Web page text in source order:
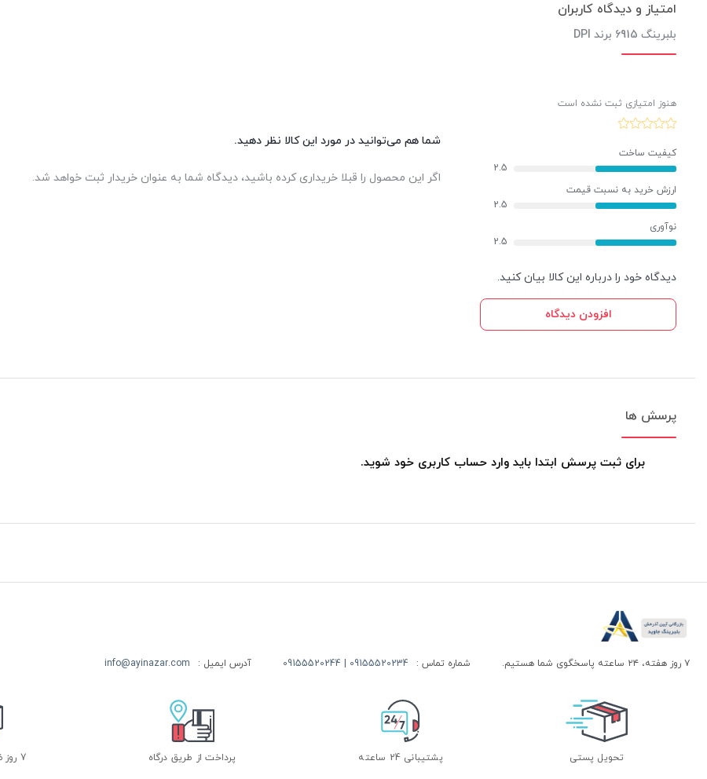
امتیاز و دیدگاه کاربران
بلبرینگ 6915 برند DPI
هنوز امتیازی ثبت نشده است
کیفیت ساخت
2.5
ارزش خرید به نسبت قیمت
2.5
نوآوری
2.5
دیدگاه خود را درباره این کالا بیان کنید.
افزودن دیدگاه
شما هم می‌توانید در مورد این کالا نظر دهید.
اگر این محصول را قبلا خریداری کرده باشید، دیدگاه شما به عنوان خریدار ثبت خواهد شد.
پرسش ها
برای ثبت پرسش ابتدا باید وارد حساب کاربری خود شوید.
۷ روز هفته، ۲۴ ساعته پاسخگوی شما هستیم. شماره تماس : 09155520234 | 09155520244 آدرس ایمیل : info@ayinazar.com
تحویل پستی پشتیبانی 24 ساعته پرداخت از طریق درگاه 7 روز ضمانت بازگشت